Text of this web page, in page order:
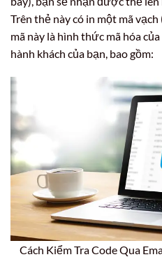
Trên thẻ này có in một mã vạch
mã này là hình thức mã hóa
hành khách của bạn, bao gồm:
Cách Kiểm Tra Code Qua